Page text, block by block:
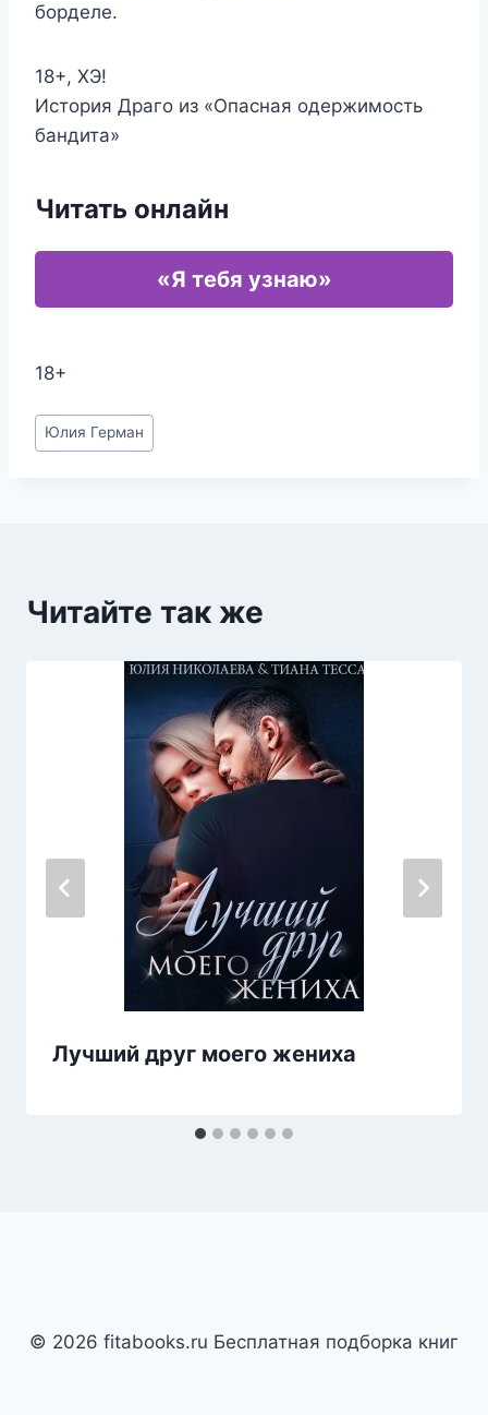
борделе.
18+, ХЭ!
История Драго из «Опасная одержимость
бандита»
Читать онлайн
«Я тебя узнаю»
18+
Метки
записи:
Юлия Герман
Читайте так же
Лучший друг моего жениха
© 2026 fitabooks.ru Бесплатная подборка книг